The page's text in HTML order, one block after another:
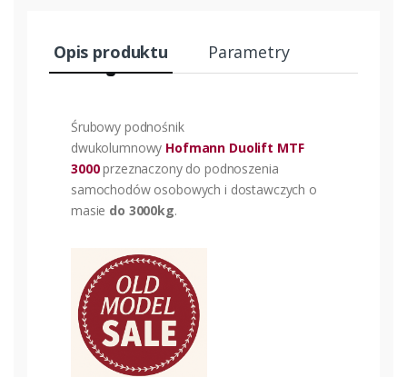
Opis produktu Parametry
Śrubowy podnośnik
dwukolumnowy Hofmann Duolift MTF
3000przeznaczony do podnoszenia
samochodów osobowych i dostawczych o
masie do 3000kg.